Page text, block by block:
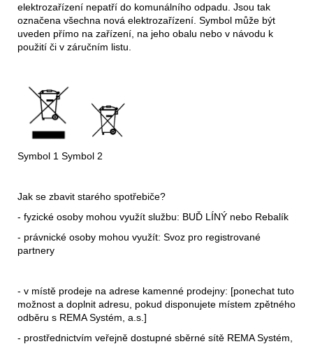
elektrozařízení nepatří do komunálního odpadu. Jsou tak
označena všechna nová elektrozařízení. Symbol může být
uveden přímo na zařízení, na jeho obalu nebo v návodu k
použití či v záručním listu.
Symbol 1 Symbol 2
Jak se zbavit starého spotřebiče?
- fyzické osoby mohou využít službu: BUĎ LÍNÝ nebo Rebalík
- právnické osoby mohou využít: Svoz pro registrované
partnery
- v místě prodeje na adrese kamenné prodejny: [ponechat tuto
možnost a doplnit adresu, pokud disponujete místem zpětného
odběru s REMA Systém, a.s.]
- prostřednictvím veřejně dostupné sběrné sítě REMA Systém,